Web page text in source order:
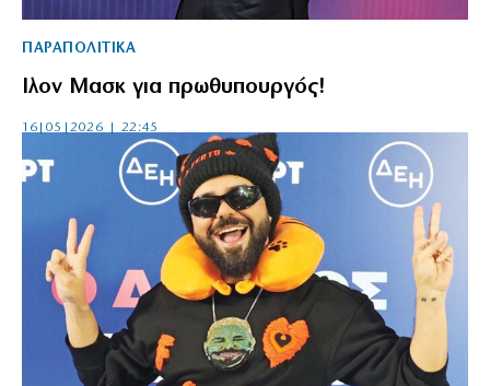
ΠΑΡΑΠΟΛΙΤΙΚΑ
Ιλον Μασκ για πρωθυπουργός!
16|05|2026 | 22:45